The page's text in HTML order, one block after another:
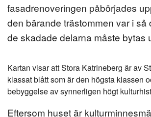
fasadrenoveringen påbörjades
den bärande trästommen var i så
de skadade delarna måste bytas
Kartan visar att Stora Katrineberg är av
klassat blått som är den högsta klassen
bebyggelse av synnerligen högt
Eftersom huset är